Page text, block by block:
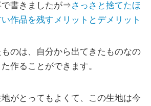
で書きましたが⇒さっさと捨てたほ
作品を残すメリットとデメリット
のは、自分から出てきたものなの
作ることができます。
地がとってもよくて、この生地は今